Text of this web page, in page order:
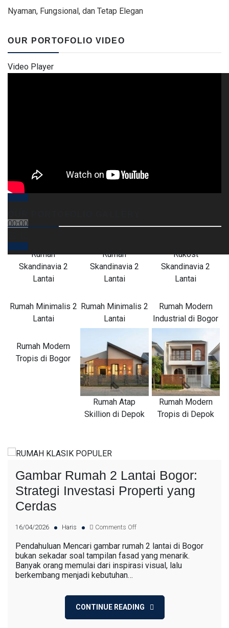
Nyaman, Fungsional, dan Tetap Elegan
OUR PORTOFOLIO VIDEO
Video Player
00:00
Rumah
Skandinavia 2
Lantai
Rumah
Skandinavia 2
Lantai
Rukost
Skandinavia 2
Lantai
Rumah Minimalis 2
Lantai
Rumah Minimalis 2
Lantai
Rumah Modern
Industrial di Bogor
Rumah Modern
Tropis di Bogor
Rumah Atap
Skillion di Depok
Rumah Modern
Tropis di Depok
Gambar Rumah 2 Lantai Bogor:
Strategi Investasi Properti yang
Cerdas
16/04/2026 Haris Comments Off
Pendahuluan Mencari gambar rumah 2 lantai di Bogor
bukan sekadar soal tampilan fasad yang menarik.
Banyak orang memulai dari inspirasi visual, lalu
berkembang menjadi kebutuhan…
CONTINUE READING